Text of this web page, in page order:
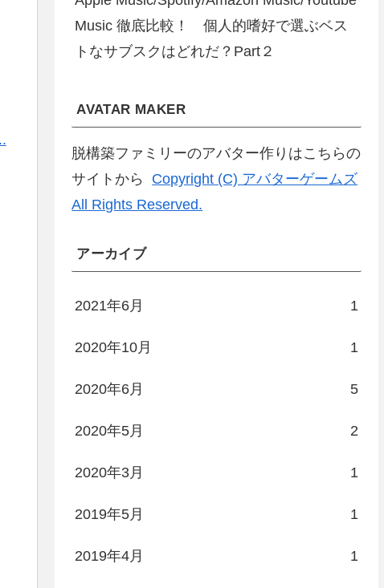
Music 徹底比較！ 個人的嗜好で選ぶベス
トなサブスクはどれだ？Part２
AVATAR MAKER
脱構築ファミリーのアバター作りはこちらの
サイトから
Copyright (C) アバターゲームズ
All Rights Reserved.
アーカイブ
2021年6月 1
2020年10月 1
2020年6月 5
2020年5月 2
2020年3月 1
2019年5月 1
2019年4月 1